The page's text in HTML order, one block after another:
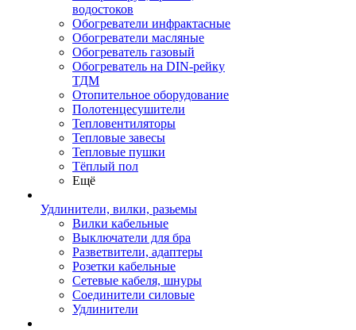
водостоков
Обогреватели инфрактасные
Обогреватели масляные
Обогреватель газовый
Обогреватель на DIN-рейку
ТДМ
Отопительное оборудование
Полотенцесушители
Тепловентиляторы
Тепловые завесы
Тепловые пушки
Тёплый пол
Ещё
Удлинители, вилки, разьемы
Вилки кабельные
Выключатели для бра
Разветвители, адаптеры
Розетки кабельные
Сетевые кабеля, шнуры
Соединители силовые
Удлинители